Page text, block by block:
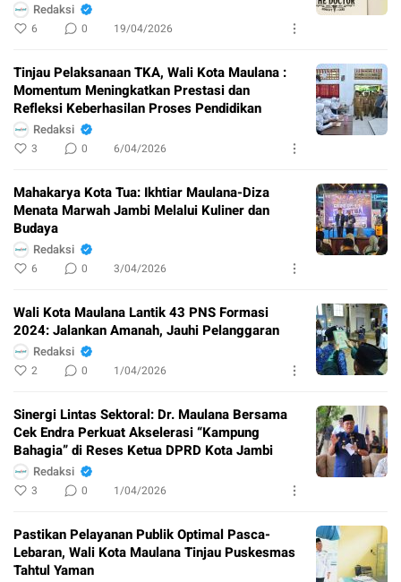
Redaksi
6 0 19/04/2026
Tinjau Pelaksanaan TKA, Wali Kota Maulana :
Momentum Meningkatkan Prestasi dan
Refleksi Keberhasilan Proses Pendidikan
Redaksi
3 0 6/04/2026
Mahakarya Kota Tua: Ikhtiar Maulana-Diza
Menata Marwah Jambi Melalui Kuliner dan
Budaya
Redaksi
6 0 3/04/2026
Wali Kota Maulana Lantik 43 PNS Formasi
2024: Jalankan Amanah, Jauhi Pelanggaran
Redaksi
2 0 1/04/2026
Sinergi Lintas Sektoral: Dr. Maulana Bersama
Cek Endra Perkuat Akselerasi “Kampung
Bahagia” di Reses Ketua DPRD Kota Jambi
Redaksi
3 0 1/04/2026
Pastikan Pelayanan Publik Optimal Pasca-
Lebaran, Wali Kota Maulana Tinjau Puskesmas
Tahtul Yaman